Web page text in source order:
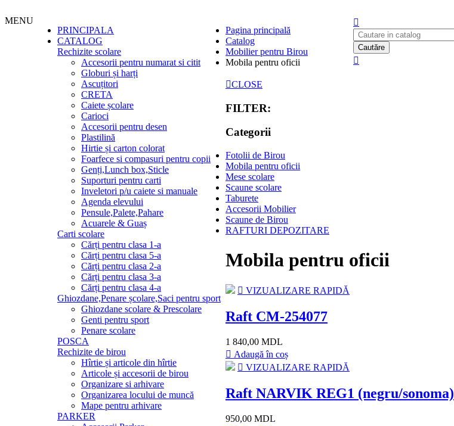
MENU
PRINCIPALA
CATALOG
Rechizite scolare
Accesorii pentru numarat si citit
Globuri și harți
Ascuțitori
CRETA
Caiete școlare
Carioci
Accesorii pentru desen
Plastilină
Hirtie și carton colorat
Foarfece si compasuri pentru copii
Genți,Lunch box,Sticle
Suporturi pentru carti
Inveletori p/u caiete si manuale
Agenda elevului
Pensule,Palete,Pahare
Acuarele & Guaș
Carti scolare
Cărți pentru clasa 1-a
Cărți pentru clasa 5-a
Cărți pentru clasa 2-a
Cărți pentru clasa 3-a
Cărți pentru clasa 4-a
Ghiozdane,Penare școlare,Saci pentru sport
Ghiozdane scolare & Prescolare
Genti pentru sport
Penare scolare
POSCA
Rechizite de birou
Hîrtie și articole din hîrtie
Articole și accesorii de birou
Organizare si arhivare
Organizarea locului de muncă
Mape pentru arhivare
PARKER
Cautăre
Pagina principală
Catalog
Mobilier pentru Birou
Mobila pentru oficii
CLOSE
FILTER:
Categorii
Fotolii de Birou
Mobila pentru oficii
Mese scolare
Scaune scolare
Taburete
Accesorii Mobilier
Scaune de Birou
RAFTURI DEPOZITARE
Mobila pentru oficii
VIZUALIZARE RAPIDĂ
Raft CM-254077
1 840,00 MDL
Adaugă în coș
VIZUALIZARE RAPIDĂ
Raft NARVIK REG1 (negru/sonoma)
950,00 MDL